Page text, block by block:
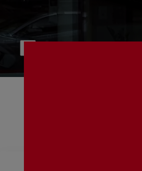
TOYS MOTORS
00CD2-D0120-FA284-DDA00-01200-1